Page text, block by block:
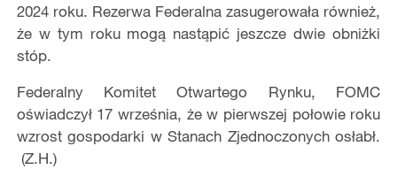
2024 roku. Rezerwa Federalna zasugerowała również,
że w tym roku mogą nastąpić jeszcze dwie obniżki
stóp.
Federalny Komitet Otwartego Rynku, FOMC
oświadczył 17 września, że w pierwszej połowie roku
wzrost gospodarki w Stanach Zjednoczonych osłabł.
(Z.H.)